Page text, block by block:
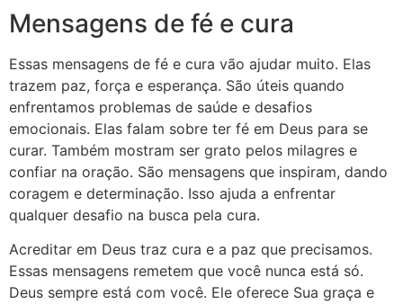
Mensagens de fé e cura
Essas mensagens de fé e cura vão ajudar muito. Elas
trazem paz, força e esperança. São úteis quando
enfrentamos problemas de saúde e desafios
emocionais. Elas falam sobre ter fé em Deus para se
curar. Também mostram ser grato pelos milagres e
confiar na oração. São mensagens que inspiram, dando
coragem e determinação. Isso ajuda a enfrentar
qualquer desafio na busca pela cura.
Acreditar em Deus traz cura e a paz que precisamos.
Essas mensagens remetem que você nunca está só.
Deus sempre está com você. Ele oferece Sua graça e